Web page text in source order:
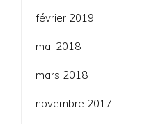
février 2019
mai 2018
mars 2018
novembre 2017